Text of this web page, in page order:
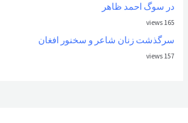
در سوگ احمد ظاهر
165 views
سرگذشت زنان شاعر و سخنور افغان
157 views